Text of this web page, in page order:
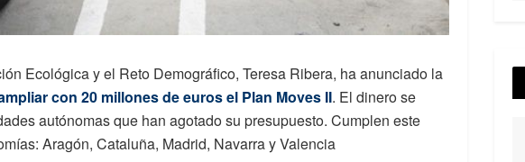
Ecológica y el Reto Demográfico, Teresa Ribera, ha anunciado la
con 20 millones de euros el Plan Moves II. El dinero se
autónomas que han agotado su presupuesto. Cumplen este
Aragón, Cataluña, Madrid, Navarra y Valencia